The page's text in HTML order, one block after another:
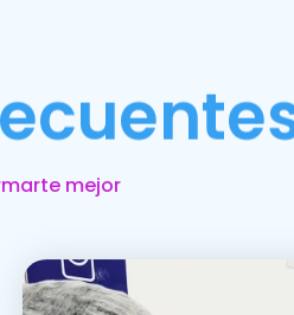
mejor